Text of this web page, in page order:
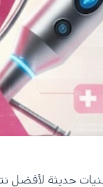
حديثة لأفضل